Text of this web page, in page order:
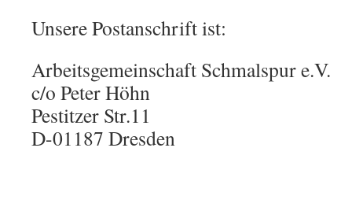
Unsere Postanschrift ist:
Arbeitsgemeinschaft Schmalspur e.V.
c/o Peter Höhn
Pestitzer Str.11
D-01187 Dresden